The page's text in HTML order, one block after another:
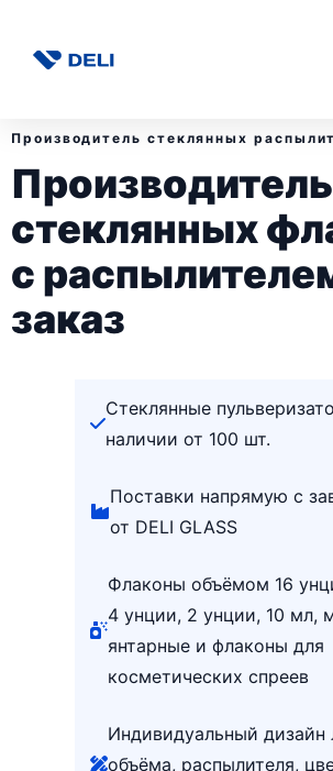
Производитель стеклянных
Производитель
стеклянных
с
заказ
Стеклянные
наличии от 100 шт.
Поставки напрямую с
от DELI GLASS
Флаконы объёмом 16
4 унции, 2 унции, 10 мл,
янтарные и флаконы для
косметических спреев
Индивидуальный дизайн
объёма, распылителя,